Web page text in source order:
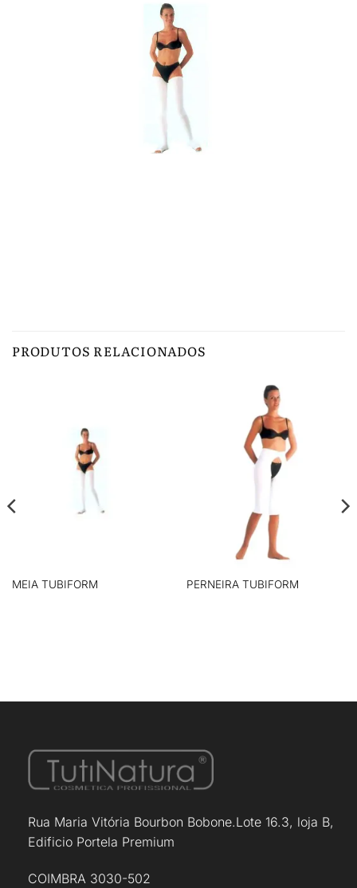
PRODUTOS RELACIONADOS
MEIA TUBIFORM PERNEIRA TUBIFORM
Rua Maria Vitória Bourbon Bobone.Lote 16.3, loja B,
Edificio Portela Premium
COIMBRA 3030-502